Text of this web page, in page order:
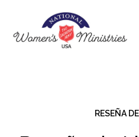
RESEÑA